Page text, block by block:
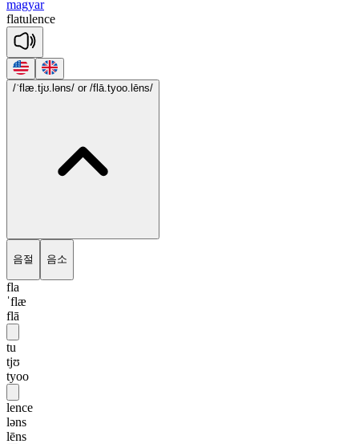
magyar
flatulence
/ˈflæ.tjʊ.ləns/ or /flā.tyoo.lēns/
음절 음소
fla
ˈflæ
flā
tu
tjʊ
tyoo
lence
ləns
lēns